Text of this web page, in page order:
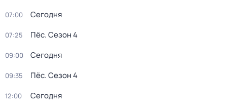
07:00 Сегодня
07:25 Пёс. Сезон 4
09:00 Сегодня
09:35 Пёс. Сезон 4
12:00 Сегодня